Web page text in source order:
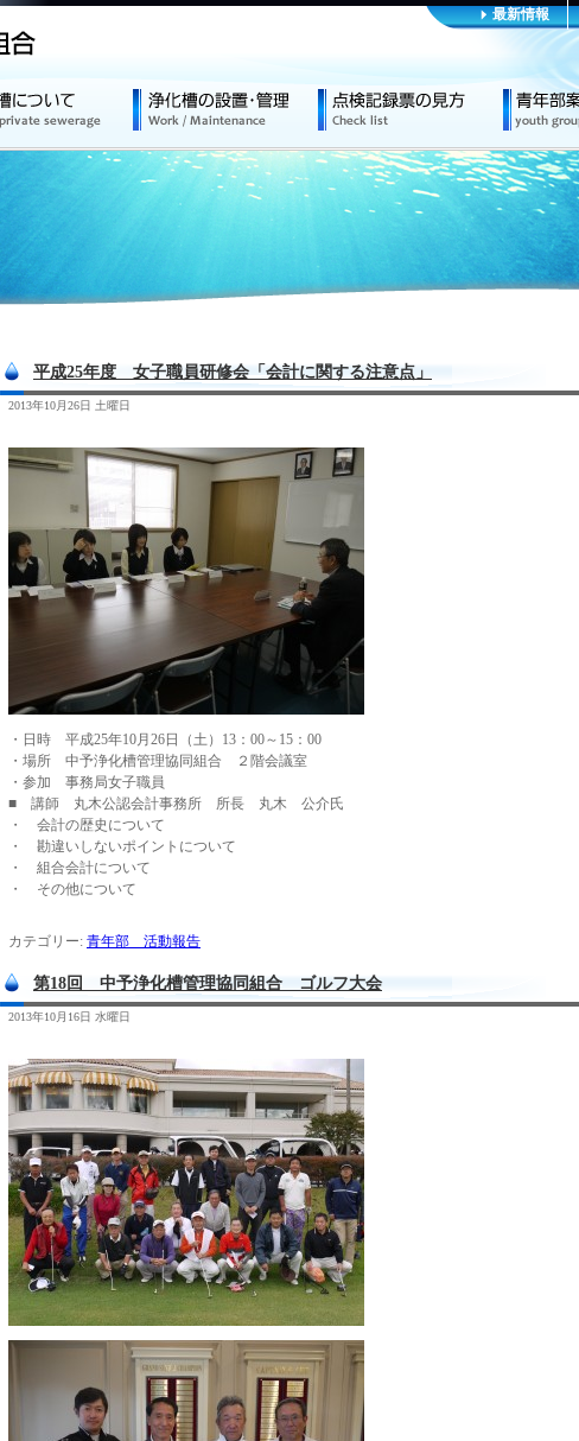
最新情報
平成25年度 女子職員研修会「会計に関する注意点」
2013年10月26日 土曜日
・日時 平成25年10月26日（土）13：00～15：00
・場所 中予浄化槽管理協同組合 ２階会議室
・参加 事務局女子職員
■ 講師 丸木公認会計事務所 所長 丸木 公介氏
・ 会計の歴史について
・ 勘違いしないポイントについて
・ 組合会計について
・ その他について
カテゴリー: 青年部 活動報告
第18回 中予浄化槽管理協同組合 ゴルフ大会
2013年10月16日 水曜日